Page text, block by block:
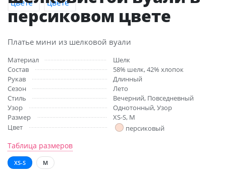
персиковом цвете
Платье мини из шелковой вуали
Материал
Шелк
Состав
58% шелк, 42% хлопок
Рукав
Длинный
Сезон
Лето
Стиль
Вечерний, Повседневный
Узор
Однотонный, Узор
Размер
XS-S, M
Цвет
персиковый
Таблица размеров
XS-S M